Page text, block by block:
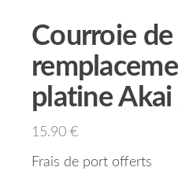
Courroie de
platine
15.90 €
Frais de port offerts